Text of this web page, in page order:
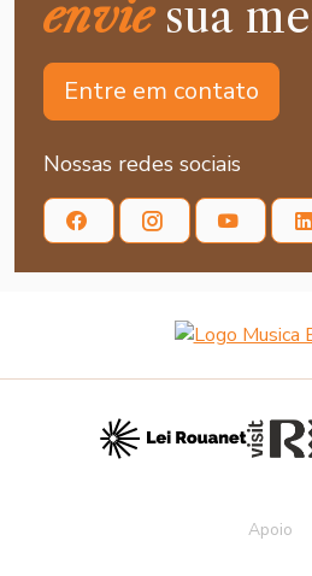
enviesua
Entre em contato
Nossas redes sociais
Apoio